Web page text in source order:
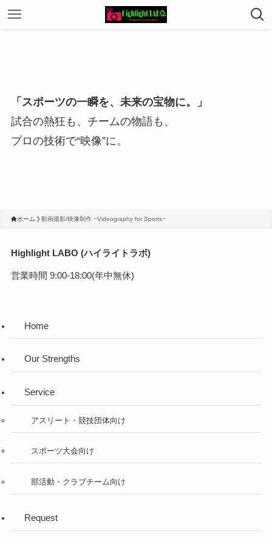
「スポーツの一瞬を、未来の宝物に。」
試合の熱狂も、チームの物語も、
プロの技術で“映像”に。
ホーム 動画撮影/映像制作 ~Videography for Sports~
Highlight LABO (ハイライトラボ)
営業時間 9:00-18:00(年中無休)
Home
Our Strengths
Service
アスリート・競技団体向け
スポーツ大会向け
部活動・クラブチーム向け
Request